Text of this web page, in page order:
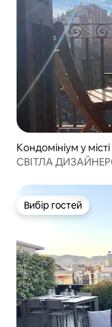
Кондомініум у
СВІТЛА
Вибір гостей
Вибір гостей